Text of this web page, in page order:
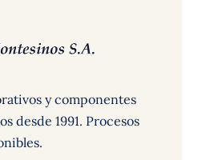
y componentes
desde 1991. Procesos